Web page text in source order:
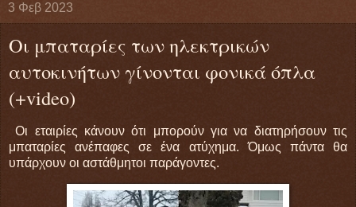
3 Φεβ 2023
Οι μπαταρίες των ηλεκτρικών
αυτοκινήτων γίνονται φονικά όπλα
(+video)
Οι εταιρίες κάνουν ότι μπορούν για να διατηρήσουν τις
μπαταρίες ανέπαφες σε ένα ατύχημα. Όμως πάντα θα
υπάρχουν οι αστάθμητοι παράγοντες.